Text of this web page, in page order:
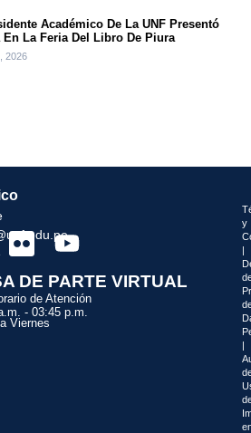
Académico De La UNF Presentó
En La Feria Del Libro De Piura
2026
DE PARTE VIRTUAL
de Atención
- 03:45 p.m.
Viernes
y
|
|